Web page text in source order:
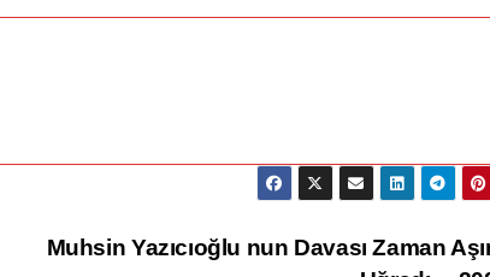
Muhsin Yazıcıoğlu nun Davası Zaman